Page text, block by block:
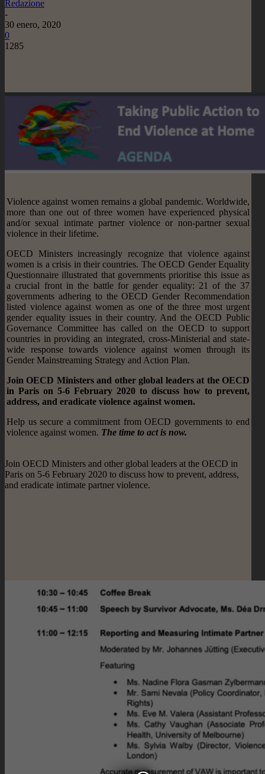
Redazione
-
30 enero, 2020
0
1285
Violence against women remains a global pandemic. Worldwide,
more than one out of three women have experienced physical
and/or sexual intimate partner violence or non-partner sexual
violence in their lifetime.
OECD Ministers increasingly recognize that violence against
women is a crisis in their countries. The OECD Gender Equality
Questionnaire illustrated that governments prioritise this issue as
a crucial front in the battle for gender equality: 21 of the 37
governments adhering to the OECD Gender Recommendation
listed violence against women as one of the three most urgent
gender equality issues in their country. And the OECD Public
Governance Committee has called on the OECD to support
countries in providing an integrated, cross-Ministerial and state-
wide response towards violence against women through its
Gender Mainstreaming Strategy and Action Plan.
Join OECD Ministers and other global leaders at the OECD
in Paris on 5-6 February 2020 to discuss how to prevent,
address, and eradicate violence against women.
Help us secure a commitment from OECD governments to end
violence against women. The time to act is now.
Join OECD Ministers and other global leaders at the OECD in
Paris on 5-6 February 2020 to discuss how to prevent, address,
and eradicate intimate partner violence.